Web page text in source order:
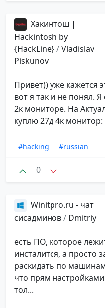
Хакинтош |
Hackintosh by
{HackLine}/Vladislav
Piskunov
Привет)) уже кажется
вот я так и не понял.
2к мониторе. На
куплю 27д 4к монитор:
#hacking #russian
0
Winitpro.ru - чат
сисадминов/ Dmitriy
есть ПО, которое
инсталится, а просто
раскидать по
что прям
тол...